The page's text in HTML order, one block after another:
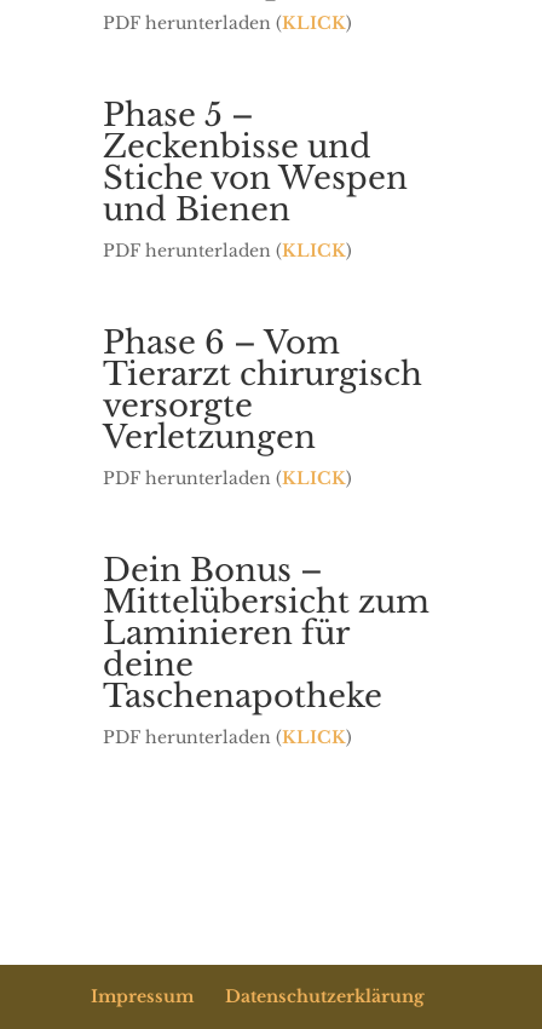
PDF herunterladen (KLICK)
Phase 5 –
Zeckenbisse und
Stiche von Wespen
und Bienen
PDF herunterladen (KLICK)
Phase 6 – Vom
Tierarzt chirurgisch
versorgte
Verletzungen
PDF herunterladen (KLICK)
Dein Bonus –
Mittelübersicht zum
Laminieren für
deine
Taschenapotheke
PDF herunterladen (KLICK)
Impressum Datenschutzerklärung